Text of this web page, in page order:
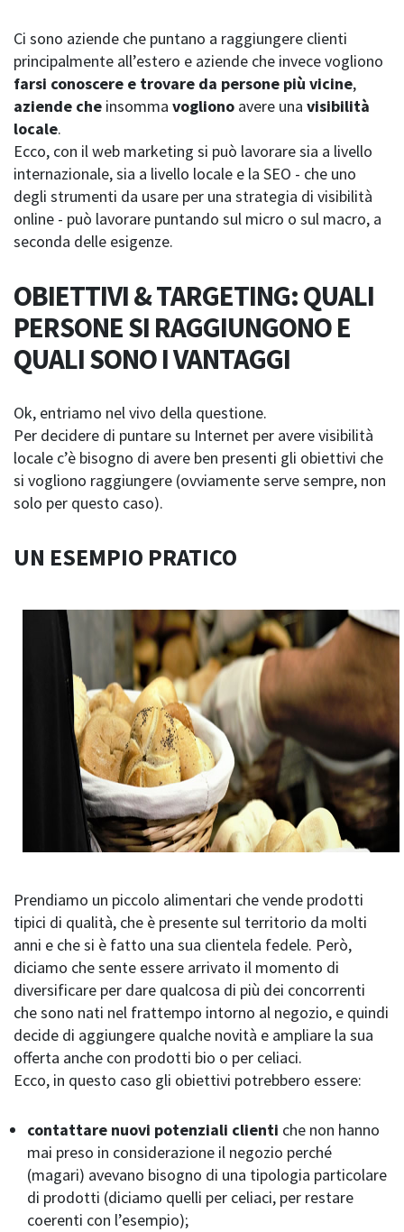
Ci sono aziende che puntano a raggiungere clienti
principalmente all’estero e aziende che invece vogliono
farsi conoscere e trovare da persone più vicine,
aziende che insomma vogliono avere una visibilità
locale.
Ecco, con il web marketing si può lavorare sia a livello
internazionale, sia a livello locale e la SEO - che uno
degli strumenti da usare per una strategia di visibilità
online - può lavorare puntando sul micro o sul macro, a
seconda delle esigenze.
OBIETTIVI & TARGETING: QUALI
PERSONE SI RAGGIUNGONO E
QUALI SONO I VANTAGGI
Ok, entriamo nel vivo della questione.
Per decidere di puntare su Internet per avere visibilità
locale c’è bisogno di avere ben presenti gli obiettivi che
si vogliono raggiungere (ovviamente serve sempre, non
solo per questo caso).
UN ESEMPIO PRATICO
Prendiamo un piccolo alimentari che vende prodotti
tipici di qualità, che è presente sul territorio da molti
anni e che si è fatto una sua clientela fedele. Però,
diciamo che sente essere arrivato il momento di
diversificare per dare qualcosa di più dei concorrenti
che sono nati nel frattempo intorno al negozio, e quindi
decide di aggiungere qualche novità e ampliare la sua
offerta anche con prodotti bio o per celiaci.
Ecco, in questo caso gli obiettivi potrebbero essere:
contattare nuovi potenziali clienti che non hanno
mai preso in considerazione il negozio perché
(magari) avevano bisogno di una tipologia particolare
di prodotti (diciamo quelli per celiaci, per restare
coerenti con l’esempio);